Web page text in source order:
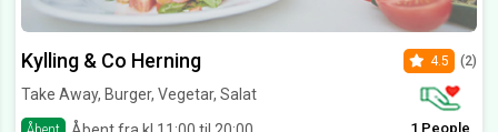
Kylling & Co Herning
Take Away, Burger, Vegetar, Salat
4.5 (2)
1 People